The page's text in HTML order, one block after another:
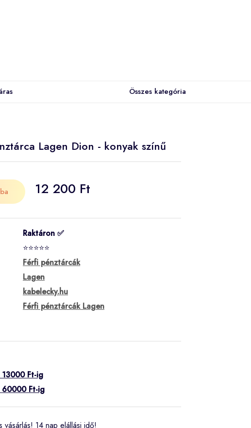
Összes kategória
Lagen Dion - konyak színű
12 200 Ft
Raktáron ✅
⭐⭐⭐⭐⭐
Férfi pénztárcák
Lagen
kabelecky.hu
Férfi pénztárcák Lagen
Ft-ig
60000 Ft-ig
vásárlás! 14 nap elállási idő!